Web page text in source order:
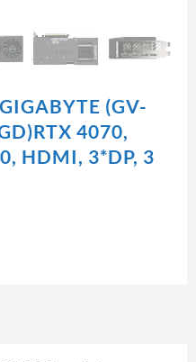
(GV-
4070,
HDMI, 3*DP, 3